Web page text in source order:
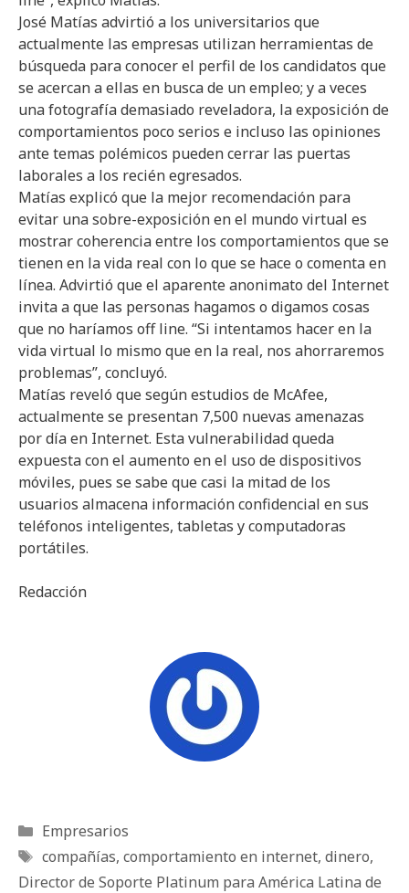
José Matías advirtió a los universitarios que
actualmente las empresas utilizan herramientas de
búsqueda para conocer el perfil de los candidatos que
se acercan a ellas en busca de un empleo; y a veces
una fotografía demasiado reveladora, la exposición de
comportamientos poco serios e incluso las opiniones
ante temas polémicos pueden cerrar las puertas
laborales a los recién egresados.
Matías explicó que la mejor recomendación para
evitar una sobre-exposición en el mundo virtual es
mostrar coherencia entre los comportamientos que se
tienen en la vida real con lo que se hace o comenta en
línea. Advirtió que el aparente anonimato del Internet
invita a que las personas hagamos o digamos cosas
que no haríamos off line. “Si intentamos hacer en la
vida virtual lo mismo que en la real, nos ahorraremos
problemas”, concluyó.
Matías reveló que según estudios de McAfee,
actualmente se presentan 7,500 nuevas amenazas
por día en Internet. Esta vulnerabilidad queda
expuesta con el aumento en el uso de dispositivos
móviles, pues se sabe que casi la mitad de los
usuarios almacena información confidencial en sus
teléfonos inteligentes, tabletas y computadoras
portátiles.
Redacción
Categorías
Empresarios
Etiquetas
compañías, comportamiento en internet, dinero,
Director de Soporte Platinum para América Latina de